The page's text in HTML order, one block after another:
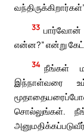
33
என்ன?” என்று
34 நீங்கள்
இந்நாள்வரை
சொல்லுங்கள்.